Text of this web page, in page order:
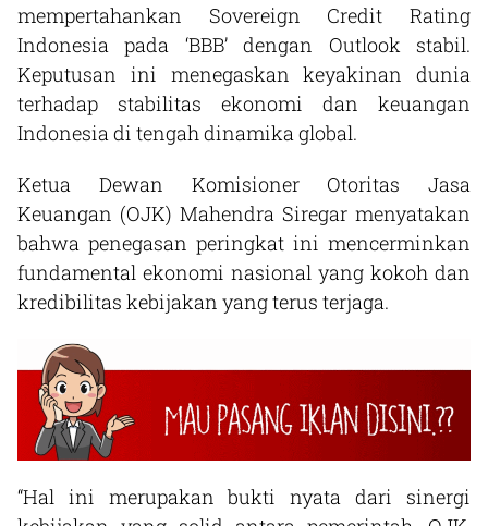
mempertahankan Sovereign Credit Rating
Indonesia pada ‘BBB’ dengan Outlook stabil.
Keputusan ini menegaskan keyakinan dunia
terhadap stabilitas ekonomi dan keuangan
Indonesia di tengah dinamika global.
Ketua Dewan Komisioner Otoritas Jasa
Keuangan (OJK) Mahendra Siregar menyatakan
bahwa penegasan peringkat ini mencerminkan
fundamental ekonomi nasional yang kokoh dan
kredibilitas kebijakan yang terus terjaga.
“Hal ini merupakan bukti nyata dari sinergi